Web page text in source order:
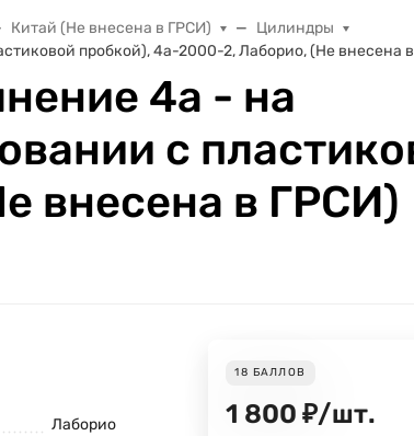
Китай (Не внесена в ГРСИ)
Цилиндры
пробкой), 4а-2000-2, Лаборио, (Не внесена
4а - на
с
внесена в ГРСИ)
Лаборио
18 БАЛЛОВ
1 800 ₽/шт.